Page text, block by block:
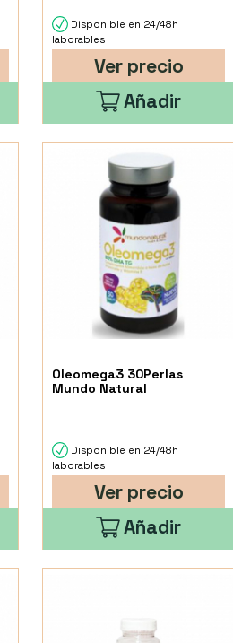
Disponible en 24/48h
laborables
Ver precio
Añadir
Oleomega3 30Perlas
Mundo Natural
Disponible en 24/48h
laborables
Ver precio
Añadir